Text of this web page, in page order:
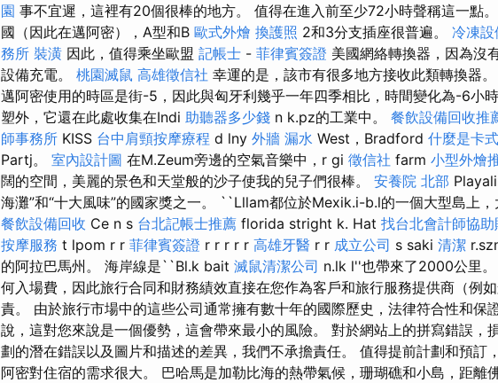
園 事不宜遲，這裡有20個很棒的地方。 值得在進入前至少72小時聲稱這一點。
國（因此在邁阿密），A型和B 歐式外燴 換護照 2和3分支插座很普遍。 冷凍設
務所 裝潢 因此，值得乘坐歐盟 記帳士 - 菲律賓簽證 美國網絡轉換器，因為沒
設備充電。 桃園滅鼠 高雄徵信社 幸運的是，該市有很多地方接收此類轉換器。
邁阿密使用的時區是街-5，因此與匈牙利幾乎一年四季相比，時間變化為-6小
塑外，它還在此處收集在Indi 助聽器多少錢 n k.pz的工業中。 餐飲設備回收推
師事務所 KISS 台中肩頸按摩療程 d lny 外牆 漏水 West，Bradford 什麼是卡
Partj。 室內設計圖 在M.Zeum旁邊的空氣音樂中，r gi 徵信社 farm 小型外燴
闊的空間，美麗的景色和天堂般的沙子使我的兒子們很棒。 安養院 北部
海灘”和“十大風味”的國家獎之一。 ``Lllam都位於Mexik.i-b.l的一個大型島上，
餐飲設備回收 Ce n s 台北記帳士推薦 florida stright k. Hat 找台北會計師協助
按摩服務 t lpom r r 菲律賓簽證 r r r r r 高雄牙醫 r r 成立公司 s saki 清潔
的阿拉巴馬州。 海岸線是``Bl.k bait 滅鼠清潔公司 n.lk l''也帶來了2000公里
何入場費，因此旅行合同和財務績效直接在您作為客戶和旅行服務提供商（例
責。 由於旅行市場中的這些公司通常擁有數十年的國際歷史，法律符合性和保
說，這對您來說是一個優勢，這會帶來最小的風險。 對於網站上的拼寫錯誤，
劃的潛在錯誤以及圖片和描述的差異，我們不承擔責任。 值得提前計劃和預訂
阿密對住宿的需求很大。 巴哈馬是加勒比海的熱帶氣候，珊瑚礁和小島，距離